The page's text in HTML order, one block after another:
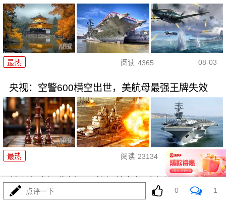
最热 阅读 4365 08-03
央视：空警600横空出世，美航母最强王牌失效
最热 阅读 23134 08-03
美利坚资源收割局：特朗普为何对乌稀土\"摊牌\"
点评一下 0 1